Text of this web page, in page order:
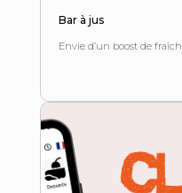
Bar à jus
Envie d’un boost de